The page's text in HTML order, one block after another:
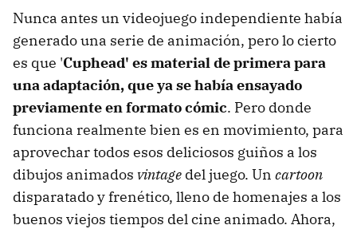
Nunca antes un videojuego independiente había
generado una serie de animación, pero lo cierto
es que 'Cuphead' es material de primera para
una adaptación, que ya se había ensayado
previamente en formato cómic. Pero donde
funciona realmente bien es en movimiento, para
aprovechar todos esos deliciosos guiños a los
dibujos animados vintage del juego. Un cartoon
disparatado y frenético, lleno de homenajes a los
buenos viejos tiempos del cine animado. Ahora,